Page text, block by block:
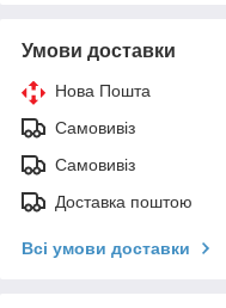
Умови доставки
Нова Пошта
Самовивіз
Самовивіз
Доставка поштою
Всі умови доставки